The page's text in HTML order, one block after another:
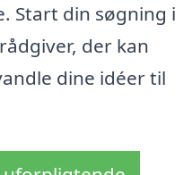
Start din søgning i
der kan
dine idéer til